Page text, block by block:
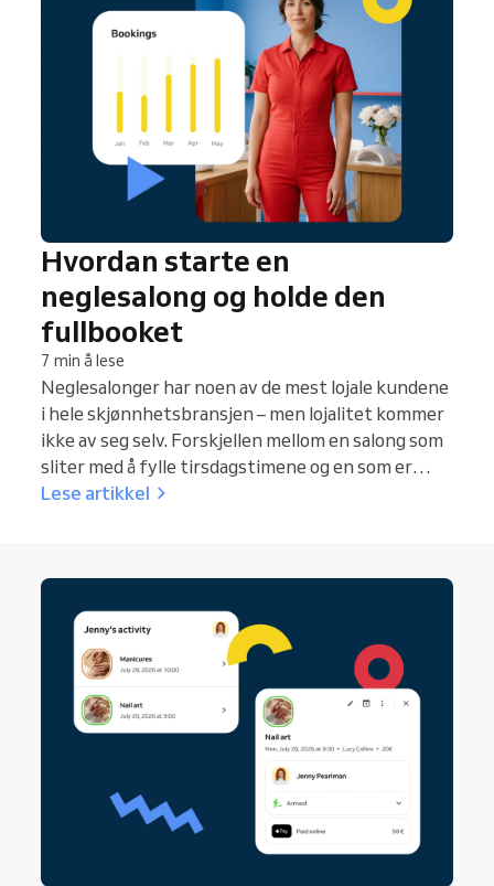
Hvordan starte en
neglesalong og holde den
fullbooket
7 min å lese
Neglesalonger har noen av de mest lojale kundene
i hele skjønnhetsbransjen – men lojalitet kommer
ikke av seg selv. Forskjellen mellom en salong som
sliter med å fylle tirsdagstimene og en som er
fullbooket to uker frem i tid, handler verken om
Lese artikkel